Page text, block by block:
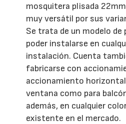
mosquitera plisada
muy versátil por sus
Se trata de un modelo de
poder instalarse en
instalación. Cuenta
fabricarse con
accionamiento
ventana como para
además, en cualquier
existente en el mercado.